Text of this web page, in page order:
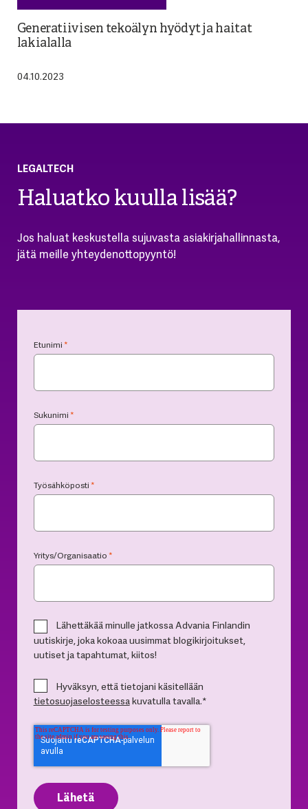
Generatiivisen tekoälyn hyödyt ja haitat
lakialalla
04.10.2023
LEGALTECH
Haluatko kuulla lisää?
Jos haluat keskustella sujuvasta asiakirjahallinnasta,
jätä meille yhteydenottopyyntö!
Etunimi*
Sukunimi*
Työsähköposti*
Yritys/Organisaatio*
Lähettäkää minulle jatkossa Advania Finlandin
uutiskirje, joka kokoaa uusimmat blogikirjoitukset,
uutiset ja tapahtumat, kiitos!
Hyväksyn, että tietojani käsitellään
tietosuojaselosteessakuvatulla tavalla.*